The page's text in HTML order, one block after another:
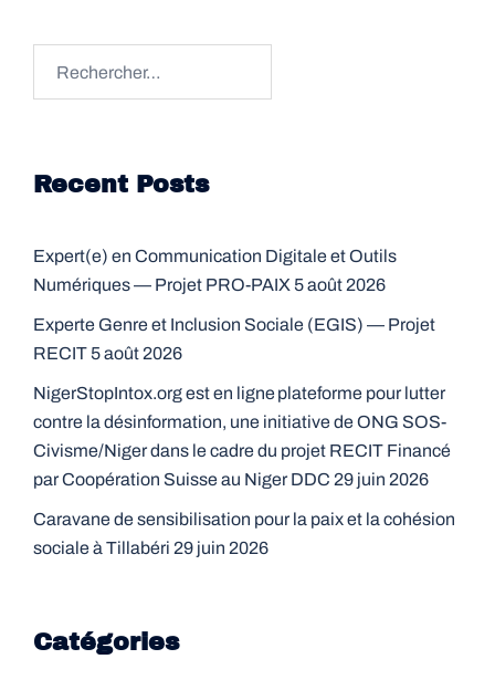
Recent Posts
Expert(e) en Communication Digitale et Outils
Numériques — Projet PRO-PAIX 5 août 2026
Experte Genre et Inclusion Sociale (EGIS) — Projet
RECIT 5 août 2026
NigerStopIntox.org est en ligne plateforme pour lutter
contre la désinformation, une initiative de ONG SOS-
Civisme/Niger dans le cadre du projet RECIT Financé
par Coopération Suisse au Niger DDC 29 juin 2026
Caravane de sensibilisation pour la paix et la cohésion
sociale à Tillabéri 29 juin 2026
Catégories